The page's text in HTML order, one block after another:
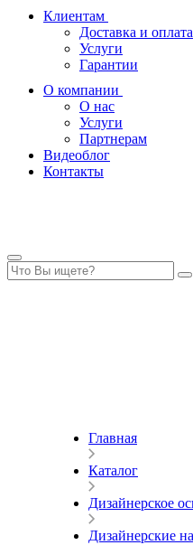
Клиентам
Доставка и оплата
Услуги
Гарантии
О компании
О нас
Услуги
Партнерам
Видеоблог
Контакты
Главная
Каталог
Дизайнерское
Дизайнерские